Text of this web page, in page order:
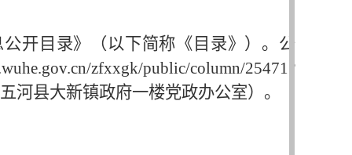
开目录》（以下简称《目录》）。公
zfxxgk/public/column/25471?
河县大新镇政府一楼党政办公室）。